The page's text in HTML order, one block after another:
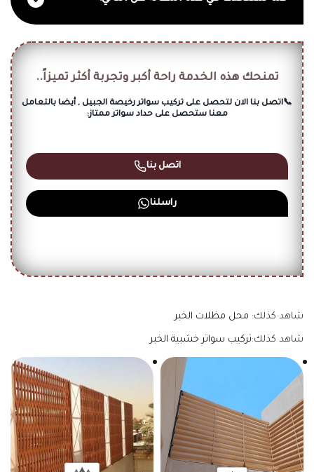
تمنحك هذه الخدمة راحة أكبر وتجربة أكثر تميزاً..
📞اتصل بنا الان لتحصل على تركيب سواتر رخيصة الجبيل , أيضا بالتعامل
معنا ستحصل على حداد سواتر ممتاز:
اتصل بنا
راسلنا
شاهد كذلك: محل مظلات الخبر
شاهد كذلك:تركيب سواتر خشبية الخبر